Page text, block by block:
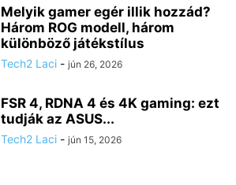
Melyik gamer egér illik hozzád?
Három ROG modell, három
különböző játékstílus
Tech2 Laci - jún 26, 2026
FSR 4, RDNA 4 és 4K gaming: ezt
tudják az ASUS...
Tech2 Laci - jún 15, 2026